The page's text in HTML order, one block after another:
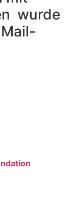
wurde